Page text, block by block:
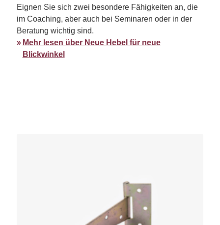
Eignen Sie sich zwei besondere Fähigkeiten an, die
im Coaching, aber auch bei Seminaren oder in der
Beratung wichtig sind.
Mehr lesen über Neue Hebel für neue
Blickwinkel